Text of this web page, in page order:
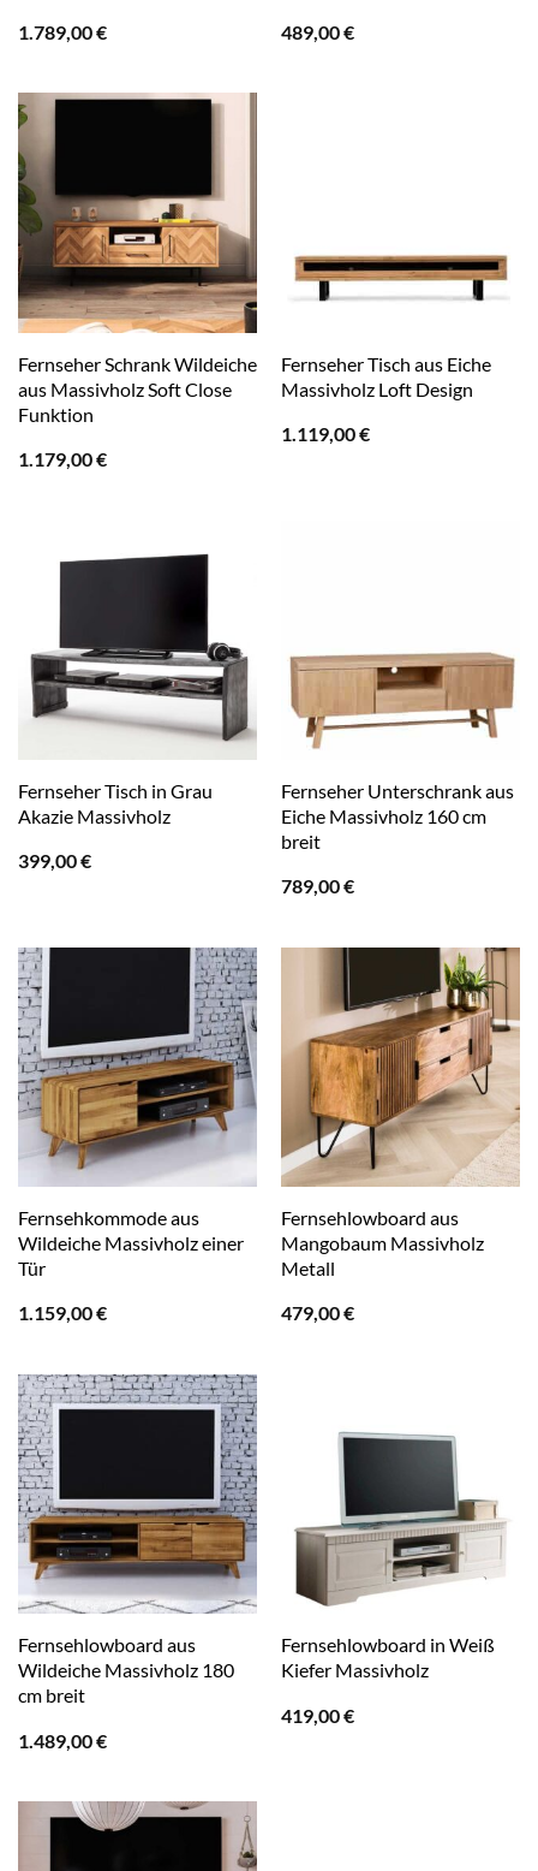
1.789,00€
489,00€
Fernseher Schrank Wildeiche
aus Massivholz Soft Close
Funktion
1.179,00€
Fernseher Tisch aus Eiche
Massivholz Loft Design
1.119,00€
Fernseher Tisch in Grau
Akazie Massivholz
399,00€
Fernseher Unterschrank aus
Eiche Massivholz 160 cm
breit
789,00€
Fernsehkommode aus
Wildeiche Massivholz einer
Tür
1.159,00€
Fernsehlowboard aus
Mangobaum Massivholz
Metall
479,00€
Fernsehlowboard aus
Wildeiche Massivholz 180
cm breit
1.489,00€
Fernsehlowboard in Weiß
Kiefer Massivholz
419,00€